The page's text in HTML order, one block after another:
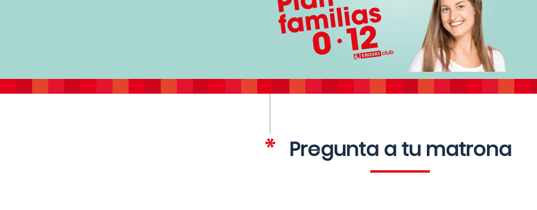
Pregunta a tu matrona